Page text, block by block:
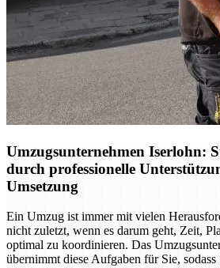
Umzugsunternehmen Iserlohn:
durch professionelle
Umsetzung
Ein Umzug ist immer mit vielen
nicht zuletzt, wenn es darum geht, Zeit,
optimal zu koordinieren. Das
übernimmt diese Aufgaben für Sie,